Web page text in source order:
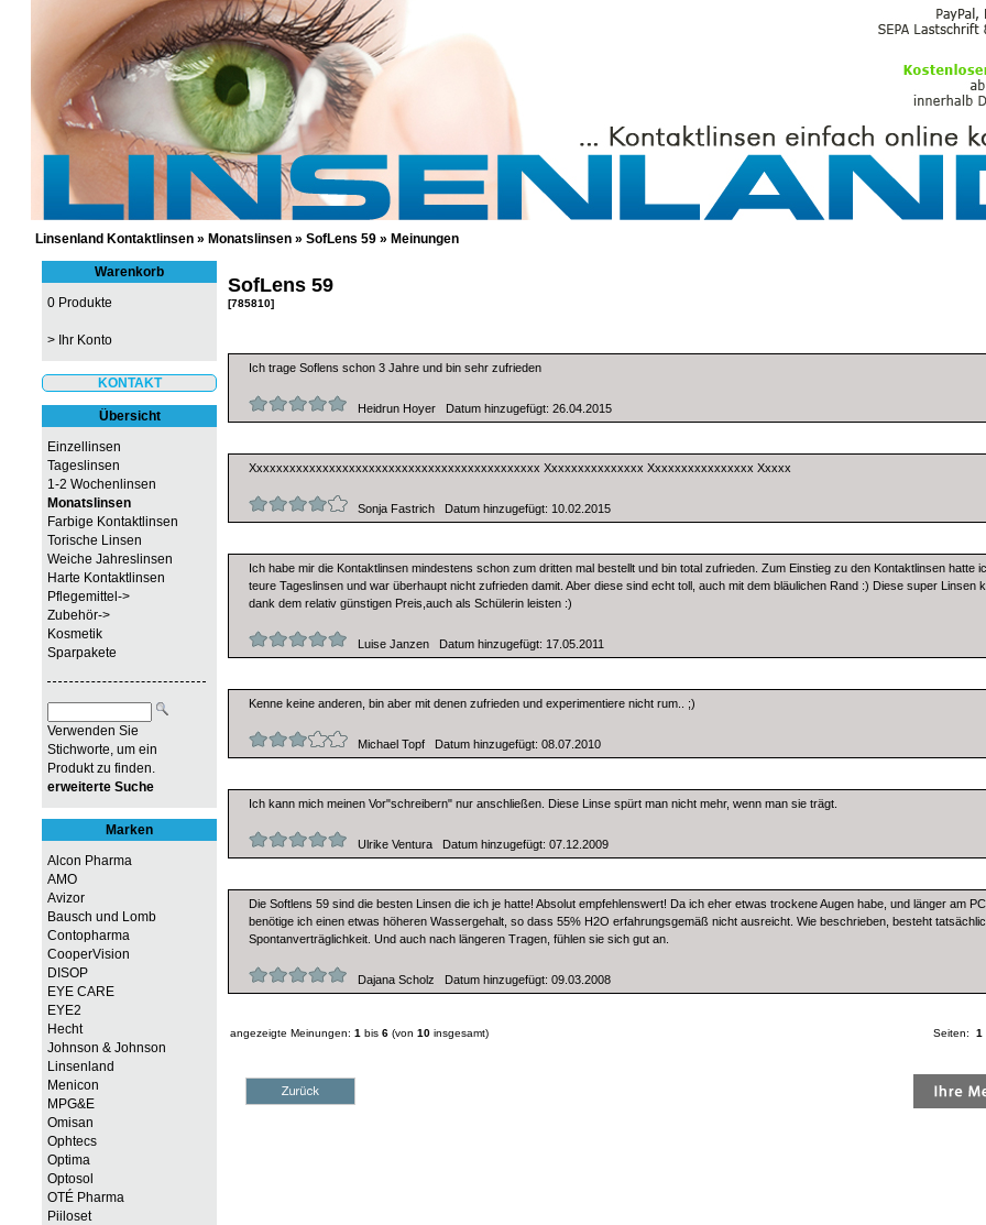
GÜNSTIGE KONTAKTLINSEN UND PFLEGEMITTEL
Linsenland Kontaktlinsen » Monatslinsen » SofLens 59 » Meinungen
Warenkorb
0 Produkte
> Ihr Konto
KONTAKT
Übersicht
Einzellinsen
Tageslinsen
1-2 Wochenlinsen
Monatslinsen
Farbige Kontaktlinsen
Torische Linsen
Weiche Jahreslinsen
Harte Kontaktlinsen
Pflegemittel->
Zubehör->
Kosmetik
Sparpakete
Verwenden Sie
Stichworte, um ein
Produkt zu finden.
erweiterte Suche
Marken
Alcon Pharma
AMO
Avizor
Bausch und Lomb
Contopharma
CooperVision
DISOP
EYE CARE
EYE2
Hecht
Johnson & Johnson
Linsenland
Menicon
MPG&E
Omisan
Ophtecs
Optima
Optosol
OTÉ Pharma
Piiloset
SofLens 59
[785810]
Ich trage Soflens schon 3 Jahre und bin sehr zufrieden
Heidrun Hoyer Datum hinzugefügt: 26.04.2015
Xxxxxxxxxxxxxxxxxxxxxxxxxxxxxxxxxxxxxxxxxxxx Xxxxxxxxxxxxxxx Xxxxxxxxxxxxxxxx Xxxxx
Sonja Fastrich Datum hinzugefügt: 10.02.2015
Ich habe mir die Kontaktlinsen mindestens schon zum dritten mal bestellt und bin total zufrieden. Zum Einstieg zu den Kontaktlinsen hatte
teure Tageslinsen und war überhaupt nicht zufrieden damit. Aber diese sind echt toll, auch mit dem bläulichen Rand :) Diese super Linsen
dank dem relativ günstigen Preis,auch als Schülerin leisten :)
Luise Janzen Datum hinzugefügt: 17.05.2011
Kenne keine anderen, bin aber mit denen zufrieden und experimentiere nicht rum.. ;)
Michael Topf Datum hinzugefügt: 08.07.2010
Ich kann mich meinen Vor"schreibern" nur anschließen. Diese Linse spürt man nicht mehr, wenn man sie trägt.
Ulrike Ventura Datum hinzugefügt: 07.12.2009
Die Softlens 59 sind die besten Linsen die ich je hatte! Absolut empfehlenswert! Da ich eher etwas trockene Augen habe, und länger am PC
benötige ich einen etwas höheren Wassergehalt, so dass 55% H2O erfahrungsgemäß nicht ausreicht. Wie beschrieben, besteht
Spontanverträglichkeit. Und auch nach längeren Tragen, fühlen sie sich gut an.
Dajana Scholz Datum hinzugefügt: 09.03.2008
angezeigte Meinungen: 1 bis 6 (von 10 insgesamt) Seiten: 1